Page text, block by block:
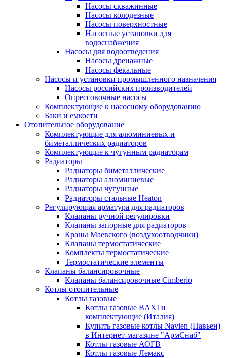
Насосы скважинные
Насосы колодезные
Насосы поверхностные
Насосные установки для
водоснабжения
Насосы для водоотведения
Насосы дренажные
Насосы фекальные
Насосы и установки промышленного назначения
Насосы российских производителей
Опрессовочные насосы
Комплектующие к насосному оборудованию
Баки и емкости
Отопительное оборудование
Комплектующие для алюминиевых и
биметаллических радиаторов
Комплектующие к чугунным радиаторам
Радиаторы
Радиаторы биметаллические
Радиаторы алюминиевые
Радиаторы чугунные
Радиаторы стальные Heaton
Регулирующая арматура для радиаторов
Клапаны ручной регулировки
Клапаны запорные для радиаторов
Краны Маевского (воздухоотводчики)
Клапаны термостатические
Комплекты термостатические
Термостатические элементы
Клапаны балансировочные
Клапаны балансировочные Cimberio
Котлы отопительные
Котлы газовые
Котлы газовые BAXI и
комплектующие (Италия)
Купить газовые котлы Navien (Навьен)
в Интернет-магазине "АрмСнаб"
Котлы газовые АОГВ
Котлы газовые Лемакс